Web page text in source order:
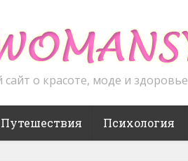
сайт о красоте, моде и здоровье
Путешествия Психология